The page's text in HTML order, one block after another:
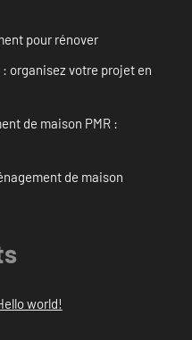
pour rénover
organisez votre projet en
de maison PMR :
de maison
world!